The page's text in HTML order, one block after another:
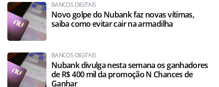
BANCOS DIGITAIS
Novo golpe do Nubank faz novas vítimas,
saiba como evitar cair na armadilha
BANCOS DIGITAIS
Nubank divulga nesta semana os ganhadores
de R$ 400 mil da promoção N Chances de
Ganhar